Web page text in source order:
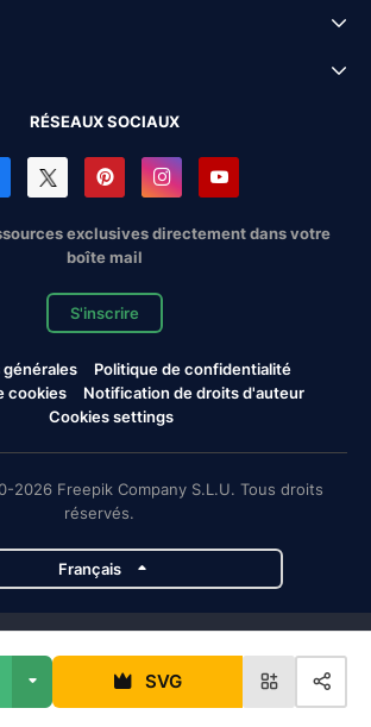
SVG
RÉSEAUX SOCIAUX
exclusives directement dans votre
boîte mail
S'inscrire
Politique de confidentialité
cookies
Notification de droits d'auteur
Cookies settings
2026 Freepik Company S.L.U. Tous droits
réservés.
Français